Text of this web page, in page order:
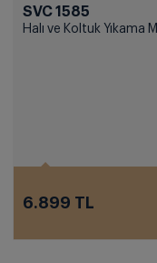
SVC 1585
Halı ve Koltuk Yıkama
6.899 TL